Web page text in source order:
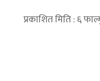
प्रकाशित मिति : ६